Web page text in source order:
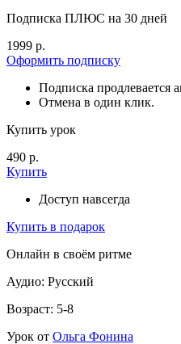
Подписка ПЛЮС на 30 дней
1999 р.
Оформить подписку
Подписка продлевается
Отмена в один клик.
Купить урок
490 р.
Купить
Доступ навсегда
Купить в подарок
Онлайн в своём ритме
Аудио: Русский
Возраст: 5-8
Урок от Ольга Фонина